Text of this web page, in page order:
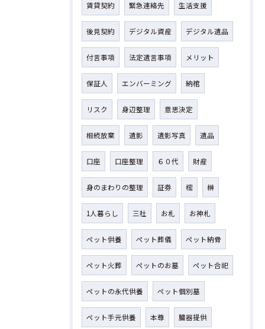
賃貸契約 緊急連絡先 生活支援
後見契約 デジタル資産 デジタル遺品
付言事項 法定遺言事項 メリット
保証人 エンバーミング 納棺
リスク 身辺整理 意思決定
相続放棄 遺影 遺影写真 遺品
口座 口座整理 ６０代 財産
身のまわりの整理 証券 樒 榊
1人暮らし 三社 お札 お神札
ペット供養 ペット葬儀 ペット納骨
ペット火葬 ペットのお墓 ペット合祀
ペットの永代供養 ペット個別墓
ペット手元供養 本尊 臓器提供